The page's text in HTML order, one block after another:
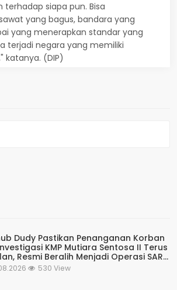
terhadap siapa pun. Bisa
yang bagus, bandara yang
yang menerapkan standar yang
terjadi negara yang memiliki
katanya. (DIP)
Dudy Pastikan Penanganan Korban
KMP Mutiara Sentosa II Terus
Resmi Beralih Menjadi Operasi SAR
Kesiapsiagaan
530 View